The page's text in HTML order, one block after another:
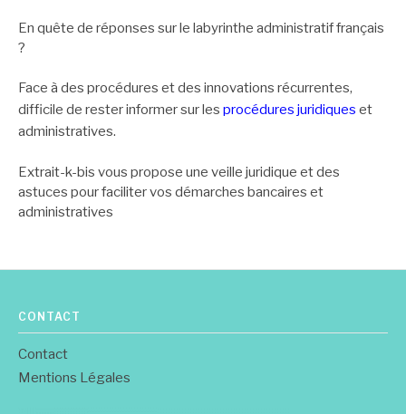
En quête de réponses sur le labyrinthe administratif français
?
Face à des procédures et des innovations récurrentes,
difficile de rester informer sur les procédures juridiques et
administratives.
Extrait-k-bis vous propose une veille juridique et des
astuces pour faciliter vos démarches bancaires et
administratives
CONTACT
Contact
Mentions Légales